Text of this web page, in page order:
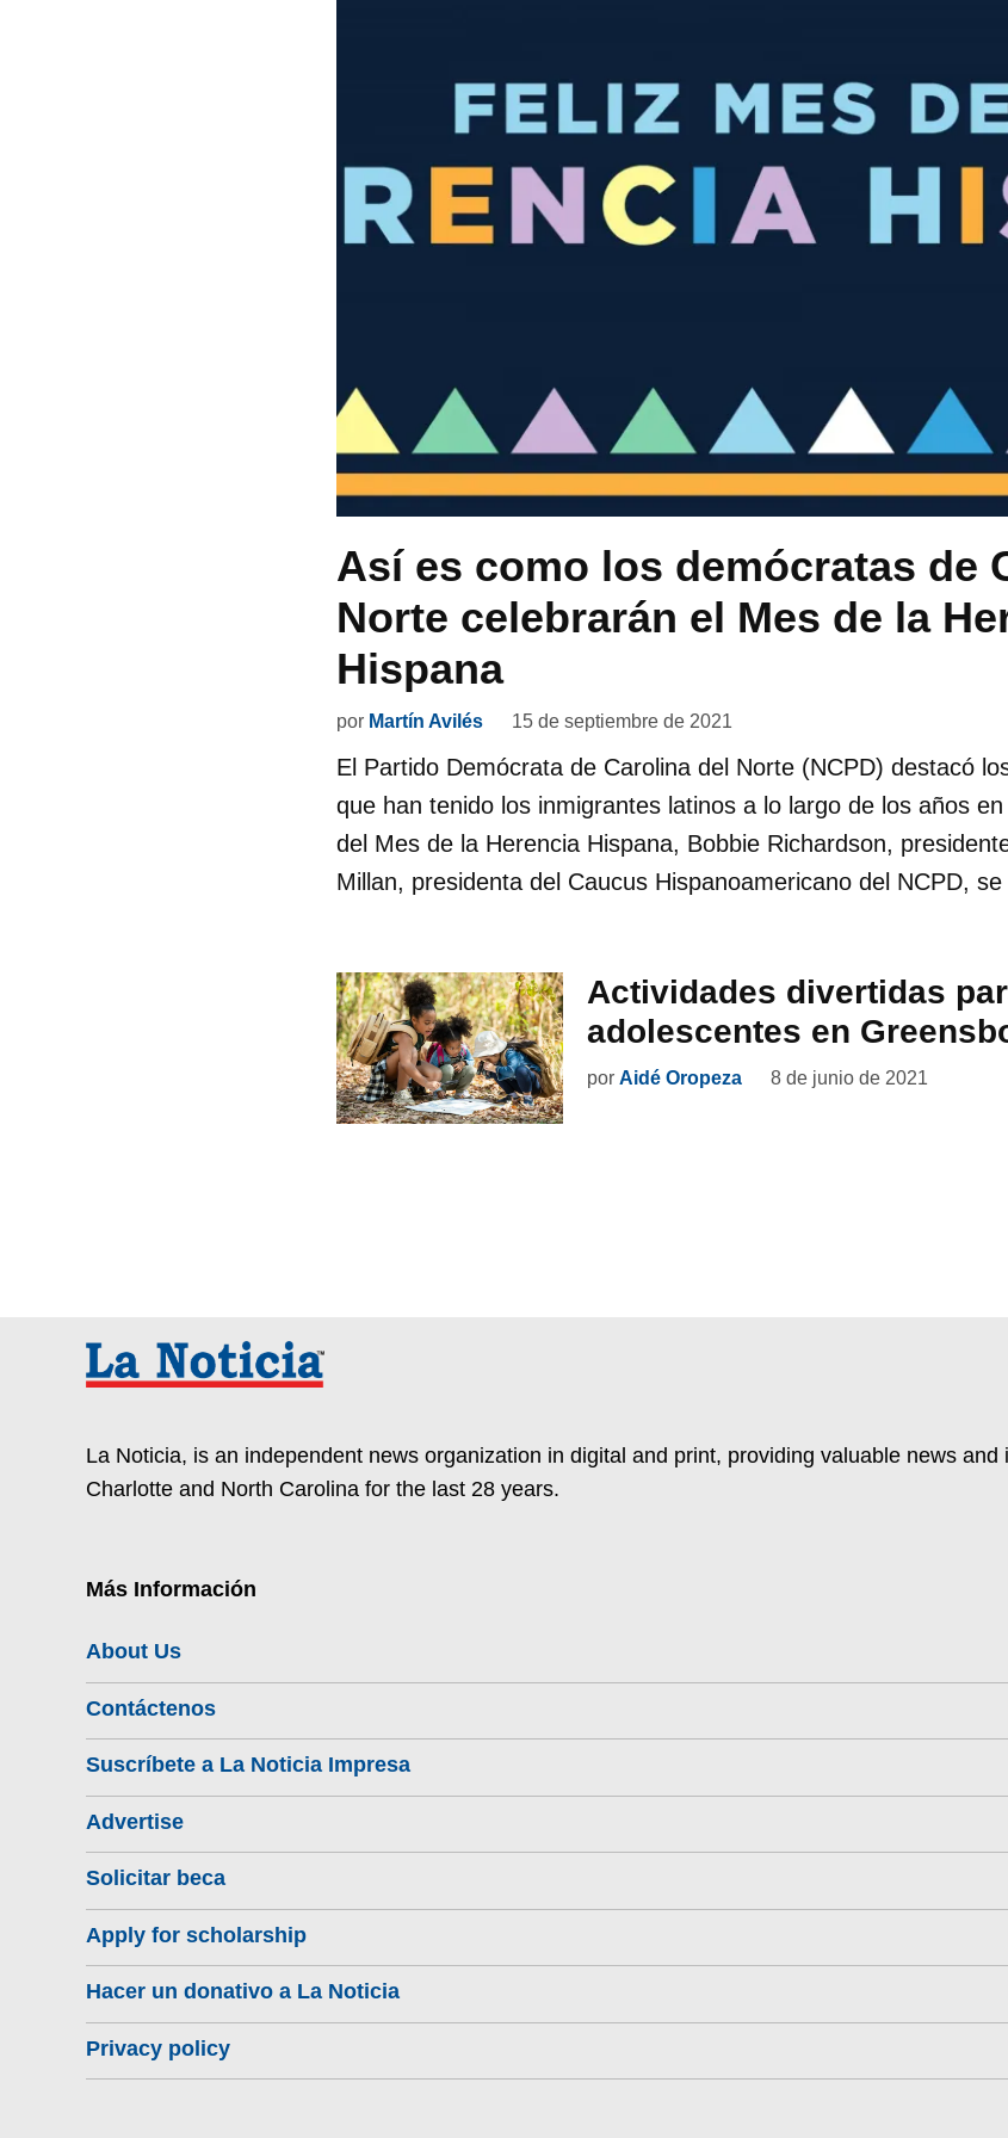
Así es como los demócratas de
Norte celebrarán el Mes de la
Hispana
por Martín Avilés 15 de septiembre de 2021
El Partido Demócrata de Carolina del Norte (NCPD) destacó
que han tenido los inmigrantes latinos a lo largo de los años
del Mes de la Herencia Hispana, Bobbie Richardson,
Millan, presidenta del Caucus Hispanoamericano del NCPD,
Actividades divertidas
adolescentes en
por Aidé Oropeza 8 de junio de 2021
La Noticia, is an independent news organization in digital and print, providing valuable news
Charlotte and North Carolina for the last 28 years.
Más Información
About Us
Contáctenos
Suscríbete a La Noticia Impresa
Advertise
Solicitar beca
Apply for scholarship
Hacer un donativo a La Noticia
Privacy policy